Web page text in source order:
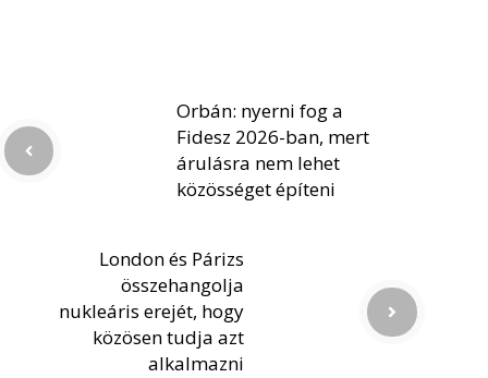
Orbán: nyerni fog a
Fidesz 2026-ban, mert
árulásra nem lehet
közösséget építeni
London és Párizs
összehangolja
nukleáris erejét, hogy
közösen tudja azt
alkalmazni